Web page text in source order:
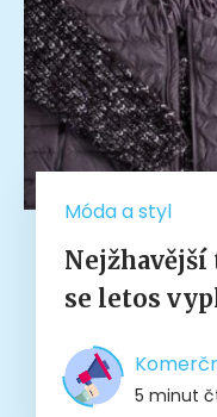
Móda a styl
Nejžhavější
se letos
5 minut